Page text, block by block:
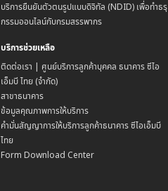
บริการยืนยันตัวตนรูปแบบดิจิทัล (NDID) เพื่อทำธรุ
กรรมออนไลน์กับกรมสรรพากร
บริการช่วยเหลือ
ติดต่อเรา | ศูนย์บริการลูกค้าบุคคล ธนาคาร ซีไอ
เอ็มบี ไทย (จำกัด)
สาขาธนาคาร
ข้อมูลคุณภาพการให้บริการ
คำมั่นสัญญาการให้บริการลูกค้าธนาคาร ซีไอเอ็มบี
ไทย
Form Download Center